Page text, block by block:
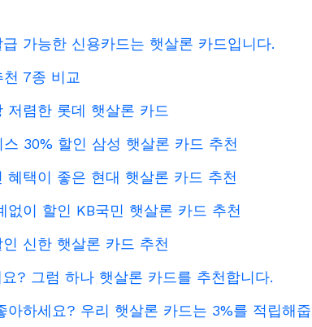
가능한 신용카드는 햇살론 카드입니다.
천 7종 비교
저렴한 롯데 햇살론 카드
30% 할인 삼성 햇살론 카드 추천
혜택이 좋은 현대 햇살론 카드 추천
없이 할인 KB국민 햇살론 카드 추천
인 신한 햇살론 카드 추천
? 그럼 하나 햇살론 카드를 추천합니다.
하세요? 우리 햇살론 카드는 3%를 적립해